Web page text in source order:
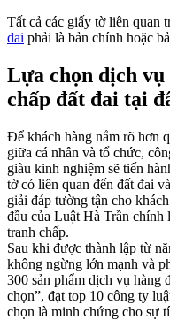
Tất cả các giấy tờ liên quan
đai phải là bản chính hoặc
Lựa chọn dịch
chấp đất đai tại
Để khách hàng nắm rõ hơn
giữa cá nhân và tổ chức,
giàu kinh nghiệm sẽ tiến
tờ có liên quan đến đất đai
giải đáp tường tận cho
đầu của Luật Hà Trần chính
tranh chấp.
Sau khi được thành lập từ
không ngừng lớn mạnh và
300 sản phẩm dịch vụ hàng
chọn”, đạt top 10 công ty
chọn là minh chứng cho sự